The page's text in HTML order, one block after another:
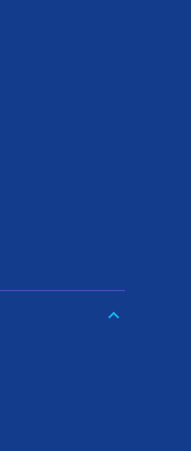
keyboard_arrow_down